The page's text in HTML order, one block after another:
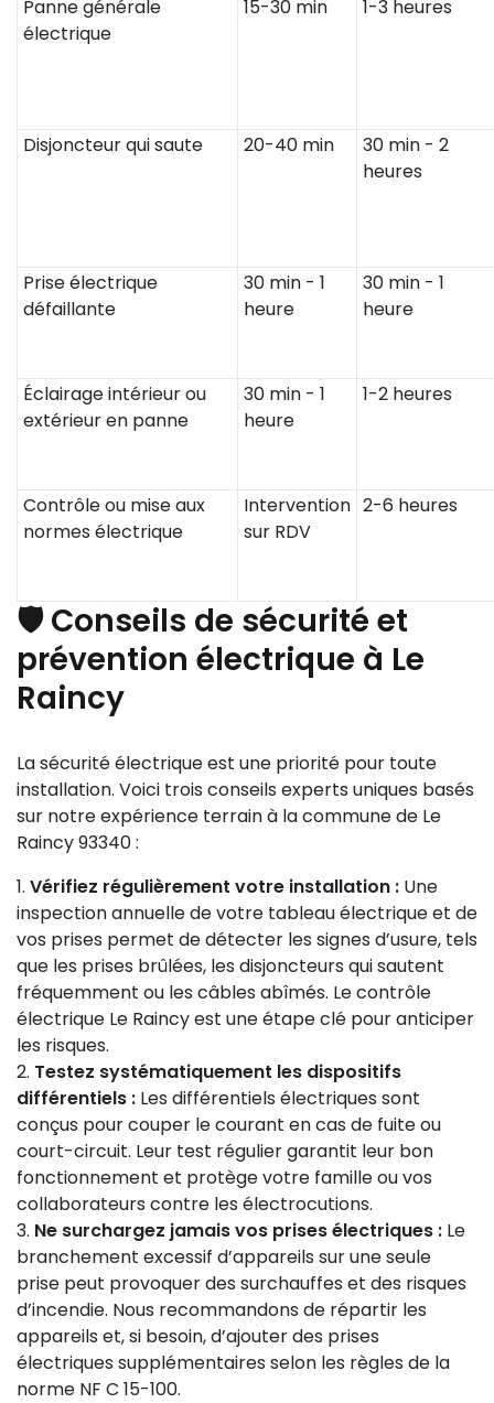
Panne générale
électrique
15-30 min 1-3 heures
Disjoncteur qui saute 20-40 min
30 min - 2
heures
Prise électrique
défaillante
30 min - 1
heure
30 min - 1
heure
Éclairage intérieur ou
extérieur en panne
30 min - 1
heure
1-2 heures
Contrôle ou mise aux
normes électrique
Intervention
sur RDV
2-6 heures
🛡️ Conseils de sécurité et
prévention électrique à Le
Raincy
La sécurité électrique est une priorité pour toute
installation. Voici trois conseils experts uniques basés
sur notre expérience terrain à la commune de Le
Raincy 93340 :
Vérifiez régulièrement votre installation : Une
inspection annuelle de votre tableau électrique et de
vos prises permet de détecter les signes d’usure, tels
que les prises brûlées, les disjoncteurs qui sautent
fréquemment ou les câbles abîmés. Le contrôle
électrique Le Raincy est une étape clé pour anticiper
les risques.
Testez systématiquement les dispositifs
différentiels : Les différentiels électriques sont
conçus pour couper le courant en cas de fuite ou
court-circuit. Leur test régulier garantit leur bon
fonctionnement et protège votre famille ou vos
collaborateurs contre les électrocutions.
Ne surchargez jamais vos prises électriques : Le
branchement excessif d’appareils sur une seule
prise peut provoquer des surchauffes et des risques
d’incendie. Nous recommandons de répartir les
appareils et, si besoin, d’ajouter des prises
électriques supplémentaires selon les règles de la
norme NF C 15-100.